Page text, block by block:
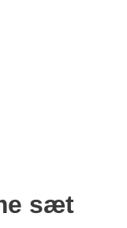
sæt